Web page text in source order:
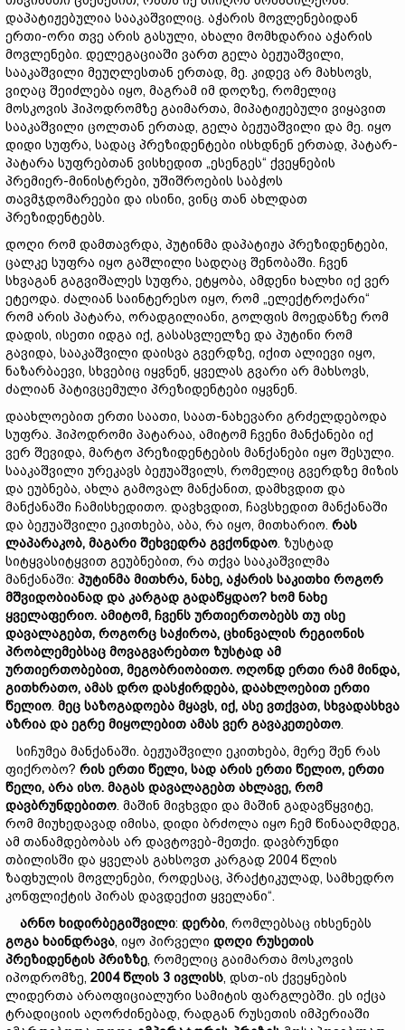
დაპატიჟებულია სააკაშვილიც. აჭარის მოვლენებიდან
ერთი-ორი თვე არის გასული, ახალი მომხდარია აჭარის
მოვლენები. დელეგაციაში ვართ გელა ბეჟუაშვილი,
სააკაშვილი მეუღლესთან ერთად, მე. კიდევ არ მახსოვს,
ვიღაც შეიძლება იყო, მაგრამ იმ დოღზე, რომელიც
მოსკოვის ჰიპოდრომზე გაიმართა, მიპატიჟებული ვიყავით
სააკაშვილი ცოლთან ერთად, გელა ბეჟუაშვილი და მე. იყო
დიდი სუფრა, სადაც პრეზიდენტები ისხდნენ ერთად, პატარ-
პატარა სუფრებთან ვისხედით „ესენგეს“ ქვეყნების
პრემიერ-მინისტრები, უშიშროების საბჭოს
თავმჯდომარეები და ისინი, ვინც თან ახლდათ
პრეზიდენტებს.
დოღი რომ დამთავრდა, პუტინმა დაპატიჟა პრეზიდენტები,
ცალკე სუფრა იყო გაშლილი სადღაც შენობაში. ჩვენ
სხვაგან გაგვიშალეს სუფრა, ეტყობა, ამდენი ხალხი იქ ვერ
ეტეოდა. ძალიან საინტერესო იყო, რომ „ელექტროქარი“
რომ არის პატარა, ორადგილიანი, გოლფის მოედანზე რომ
დადის, ისეთი იდგა იქ, გასასვლელზე და პუტინი რომ
გავიდა, სააკაშვილი დაისვა გვერდზე, იქით ალიევი იყო,
ნაზარბაევი, სხვებიც იყვნენ, ყველას გვარი არ მახსოვს,
ძალიან პატივცემული პრეზიდენტები იყვნენ.
დაახლოებით ერთი საათი, საათ-ნახევარი გრძელდებოდა
სუფრა. ჰიპოდრომი პატარაა, ამიტომ ჩვენი მანქანები იქ
ვერ შევიდა, მარტო პრეზიდენტების მანქანები იყო შესული.
სააკაშვილი ურეკავს ბეჟუაშვილს, რომელიც გვერდზე მიზის
და ეუბნება, ახლა გამოვალ მანქანით, დამხვდით და
მანქანაში ჩამისხედითო. დავხვდით, ჩავსხედით მანქანაში
და ბეჟუაშვილი ეკითხება, აბა, რა იყო, მითხარიო. რას
ლაპარაკობ, მაგარი შეხვედრა გვქონდაო. ზუსტად
სიტყვასიტყვით გეუბნებით, რა თქვა სააკაშვილმა
მანქანაში: პუტინმა მითხრა, ნახე, აჭარის საკითხი როგორ
მშვიდობიანად და კარგად გადაწყდაო? ხომ ნახე
ყველაფერიო. ამიტომ, ჩვენს ურთიერთობებს თუ ისე
დავალაგებთ, როგორც საჭიროა, ცხინვალის რეგიონის
პრობლემებსაც მოვაგვარებთო ზუსტად ამ
ურთიერთობებით, მეგობრიობითო. ოღონდ ერთი რამ მინდა,
გითხრათო, ამას დრო დასჭირდება, დაახლოებით ერთი
წელიო. მეც საზოგადოება მყავს, იქ, ასე ვთქვათ, სხვადასხვა
აზრია და ეგრე მიყოლებით ამას ვერ გავაკეთებთო.
სიჩუმეა მანქანაში. ბეჟუაშვილი ეკითხება, მერე შენ რას
ფიქრობო? რის ერთი წელი, სად არის ერთი წელიო, ერთი
წელი, არა ისო. მაგას დავალაგებთ ახლავე, რომ
დავბრუნდებითო. მაშინ მივხვდი და მაშინ გადავწყვიტე,
რომ მიუხედავად იმისა, დიდი ბრძოლა იყო ჩემ წინააღმდეგ,
ამ თანამდებობას არ დავტოვებ-მეთქი. დავბრუნდი
თბილისში და ყველას გახსოვთ კარგად 2004 წლის
ზაფხულის მოვლენები, როდესაც, პრაქტიკულად, სამხედრო
კონფლიქტის პირას დავდექით ყველანი“.
არნო ხიდირბეგიშვილი: დერბი, რომლებსაც იხსენებს
გოგა ხაინდრავა, იყო პირველი დოღი რუსეთის
პრეზიდენტის პრიზზე, რომელიც გაიმართა მოსკოვის
იპოდრომზე, 2004წლის 3 ივლისს, დსთ-ის ქვეყნების
ლიდერთა არაოფიციალური სამიტის ფარგლებში. ეს იქცა
ტრადიციის აღორძინებად, რადგან რუსეთის იმპერიაში